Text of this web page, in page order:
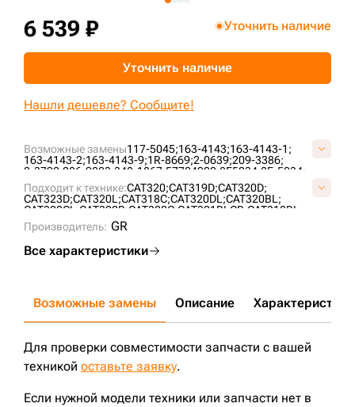
Возможные замены117-5045;163-4143;163-4143-1;
163-4143-2;163-4143-9;1R-8669;2-0639;209-3386;
2-3792;286-9823;348-1867;57704900;8E5034;8E-5034;
8E5034-2;
965893;991109;993597;
A7820000M00;A7820001M00;A78200B0M00;CR5109;
CR5572;CR6676;D34310103;UF176C0E;VCR5109V;
Подходит к технике:CAT320;CAT319D;CAT320D;
CAT323D;CAT320L;CAT318C;CAT320DL;CAT320BL;
CAT320CL;CAT320B;CAT320C;CAT321BLCR;CAT318BL;
CAT318CL;
CAT323DL;
CAT315DL;CAT319DL;
CAT320D2L;
Производитель: GR
Все характеристики
6 539 ₽ Уточнить наличие
Уточнить наличие
Нашли дешевле? Сообщите!
Возможные замены Описание Характеристики
Для проверки совместимости запчасти с вашей
техникой оставьте заявку.
Если нужной модели техники или запчасти нет в